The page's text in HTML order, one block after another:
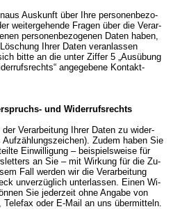
Aus­kunft über Ihre per­so­nen­be­zo­
wei­ter­ge­hen­de Fra­gen über die Ver­ar­
per­so­nen­be­zo­ge­nen Daten haben,
Ihrer Daten ver­an­las­sen
bitte an die unter Zif­fer 5 „Aus­übung
an­ge­ge­be­ne Kon­takt­
und Wi­der­rufs­rechts
Ver­ar­bei­tung Ihrer Daten zu wi­der­
Zudem haben Sie
Ein­wil­li­gung – bei­spiels­wei­se für
an Sie – mit Wir­kung für die Zu­
Fall wer­den wir die Ver­ar­bei­tung
un­ver­züg­lich un­ter­las­sen. Einen Wi­
Sie je­der­zeit ohne An­ga­be von
oder E-Mail an uns über­mit­teln.